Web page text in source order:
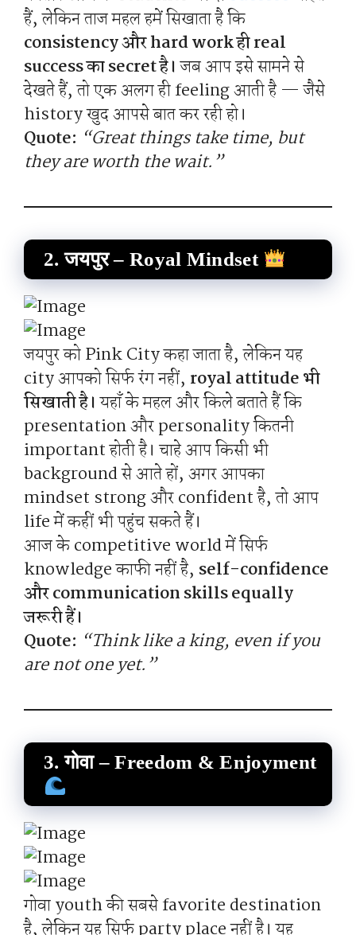
हैं, लेकिन ताज महल हमें सिखाता है कि
consistency और hard work ही real
success का secret है।जब आप इसे सामने से
देखते हैं, तो एक अलग ही feeling आती है — जैसे
history खुद आपसे बात कर रही हो।
Quote: “Great things take time, but
they are worth the wait.”
2. जयपुर – Royal Mindset
जयपुर को Pink City कहा जाता है, लेकिन यह
city आपको सिर्फ रंग नहीं, royal attitude भी
सिखाती है।यहाँ के महल और किले बताते हैं कि
presentation और personality कितनी
important होती है। चाहे आप किसी भी
background से आते हों, अगर आपका
mindset strong और confident है, तो आप
life में कहीं भी पहुंच सकते हैं।
आज के competitive world में सिर्फ
knowledge काफी नहीं है, self-confidence
और communication skills equally
जरूरी हैं।
Quote: “Think like a king, even if you
are not one yet.”
3. गोवा – Freedom & Enjoyment
गोवा youth की सबसे favorite destination
है, लेकिन यह सिर्फ party place नहीं है। यह